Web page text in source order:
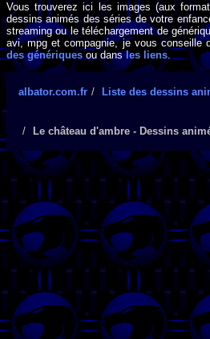
Vous trouverez ici les images (aux
dessins animés des séries de votre
streaming ou le téléchargement de
avi, mpg et compagnie, je vous conseille
des génériquesou dansles liens.
albator.com.fr Liste des dessins
Le château d'ambre - Dessins